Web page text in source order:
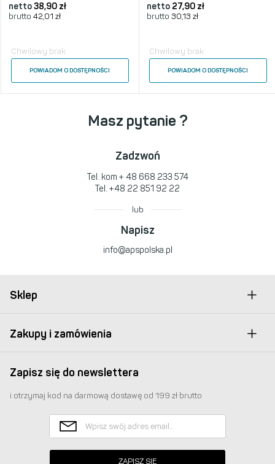
netto38,90 zł
brutto 42,01 zł
Chwilowy brak
POWIADOM O DOSTĘPNOŚCI
netto 27,90 zł
brutto 30,13 zł
Chwilowy brak
POWIADOM O DOSTĘPNOŚCI
Masz pytanie ?
Zadzwoń
Tel. kom + 48 668 233 574
Tel. +48 22 851 92 22
lub
Napisz
info@apspolska.pl
Sklep
Zakupy i zamówienia
Zapisz się do newslettera
i otrzymaj kod na darmową dostawę od 199 zł brutto
ZAPISZ SIĘ